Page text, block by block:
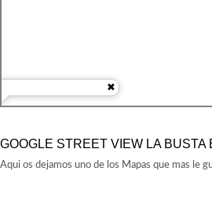
GOOGLE STREET VIEW LA
Aqui os dejamos uno de los Mapas que mas le